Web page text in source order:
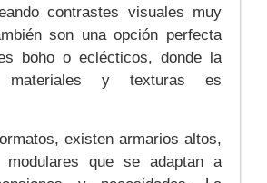
contrastes visuales muy
son una opción perfecta
boho o eclécticos, donde la
materiales y texturas es
existen armarios altos,
modulares que se adaptan a